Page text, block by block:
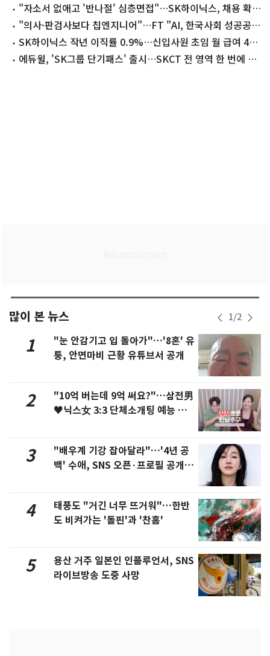
들 긴장
"자소서 없애고 '반나절' 심층면접"…SK하이닉스, 채용 확
바꾼다
"의사·판검사보다 칩엔지니어"…FT "AI, 한국사회 성공공
식 바꿔"
SK하이닉스 작년 이직률 0.9%…신입사원 초임 월 급여 450
만원에듀윌, 'SK그룹 단기패스' 출시…SKCT 전 영역 한 번에 정
많이 본 뉴스 1/2
1
"눈 안감기고 입 돌아가"…'8혼' 유
퉁, 안면마비 근황 유튜브서 공개
2
"10억 버는데 9억 써요?"…삼전男
♥닉스女 3:3 단체소개팅 예능 화
3
"배우계 기강 잡아달라"…'4년 공
백' 수애, SNS 오픈·프로필 공개
4
태풍도 "거긴 너무 뜨거워"…한반
도 비켜가는 '돌핀'과 '찬홈'
5
용산 거주 일본인 인플루언서, SNS
라이브방송 도중 사망